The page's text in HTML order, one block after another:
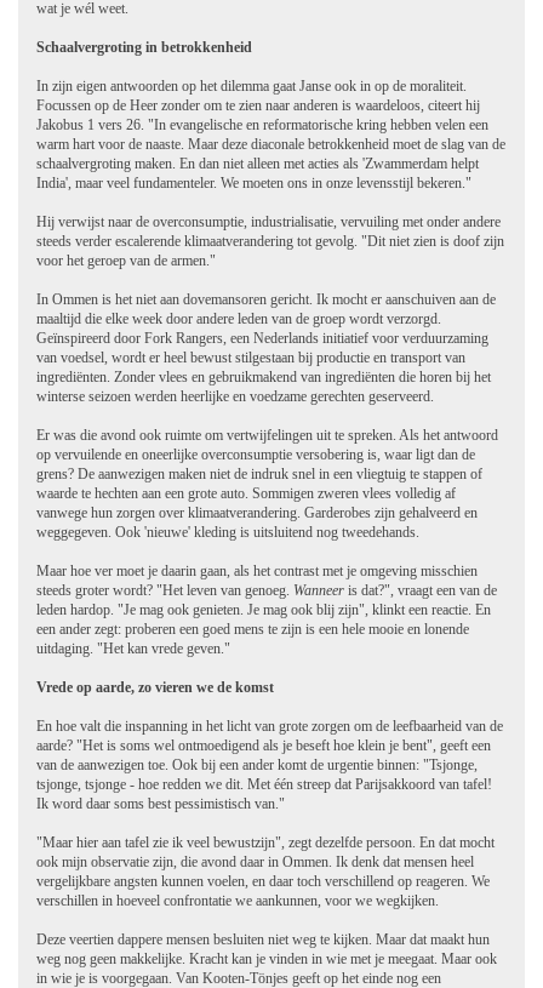
wat je wél weet.
Schaalvergroting in betrokkenheid
In zijn eigen antwoorden op het dilemma gaat Janse ook in op de moraliteit.
Focussen op de Heer zonder om te zien naar anderen is waardeloos, citeert hij
Jakobus 1 vers 26. "In evangelische en reformatorische kring hebben velen een
warm hart voor de naaste. Maar deze diaconale betrokkenheid moet de slag van de
schaalvergroting maken. En dan niet alleen met acties als 'Zwammerdam helpt
India', maar veel fundamenteler. We moeten ons in onze levensstijl bekeren."
Hij verwijst naar de overconsumptie, industrialisatie, vervuiling met onder andere
steeds verder escalerende klimaatverandering tot gevolg. "Dit niet zien is doof zijn
voor het geroep van de armen."
In Ommen is het niet aan dovemansoren gericht. Ik mocht er aanschuiven aan de
maaltijd die elke week door andere leden van de groep wordt verzorgd.
Geïnspireerd door Fork Rangers, een Nederlands initiatief voor verduurzaming
van voedsel, wordt er heel bewust stilgestaan bij productie en transport van
ingrediënten. Zonder vlees en gebruikmakend van ingrediënten die horen bij het
winterse seizoen werden heerlijke en voedzame gerechten geserveerd.
Er was die avond ook ruimte om vertwijfelingen uit te spreken. Als het antwoord
op vervuilende en oneerlijke overconsumptie versobering is, waar ligt dan de
grens? De aanwezigen maken niet de indruk snel in een vliegtuig te stappen of
waarde te hechten aan een grote auto. Sommigen zweren vlees volledig af
vanwege hun zorgen over klimaatverandering. Garderobes zijn gehalveerd en
weggegeven. Ook 'nieuwe' kleding is uitsluitend nog tweedehands.
Maar hoe ver moet je daarin gaan, als het contrast met je omgeving misschien
steeds groter wordt? "Het leven van genoeg. Wanneer is dat?", vraagt een van de
leden hardop. "Je mag ook genieten. Je mag ook blij zijn", klinkt een reactie. En
een ander zegt: proberen een goed mens te zijn is een hele mooie en lonende
uitdaging. "Het kan vrede geven."
Vrede op aarde, zo vieren we de komst
En hoe valt die inspanning in het licht van grote zorgen om de leefbaarheid van de
aarde? "Het is soms wel ontmoedigend als je beseft hoe klein je bent", geeft een
van de aanwezigen toe. Ook bij een ander komt de urgentie binnen: "Tsjonge,
tsjonge, tsjonge - hoe redden we dit. Met één streep dat Parijsakkoord van tafel!
Ik word daar soms best pessimistisch van."
"Maar hier aan tafel zie ik veel bewustzijn", zegt dezelfde persoon. En dat mocht
ook mijn observatie zijn, die avond daar in Ommen. Ik denk dat mensen heel
vergelijkbare angsten kunnen voelen, en daar toch verschillend op reageren. We
verschillen in hoeveel confrontatie we aankunnen, voor we wegkijken.
Deze veertien dappere mensen besluiten niet weg te kijken. Maar dat maakt hun
weg nog geen makkelijke. Kracht kan je vinden in wie met je meegaat. Maar ook
in wie je is voorgegaan. Van Kooten-Tönjes geeft op het einde nog een